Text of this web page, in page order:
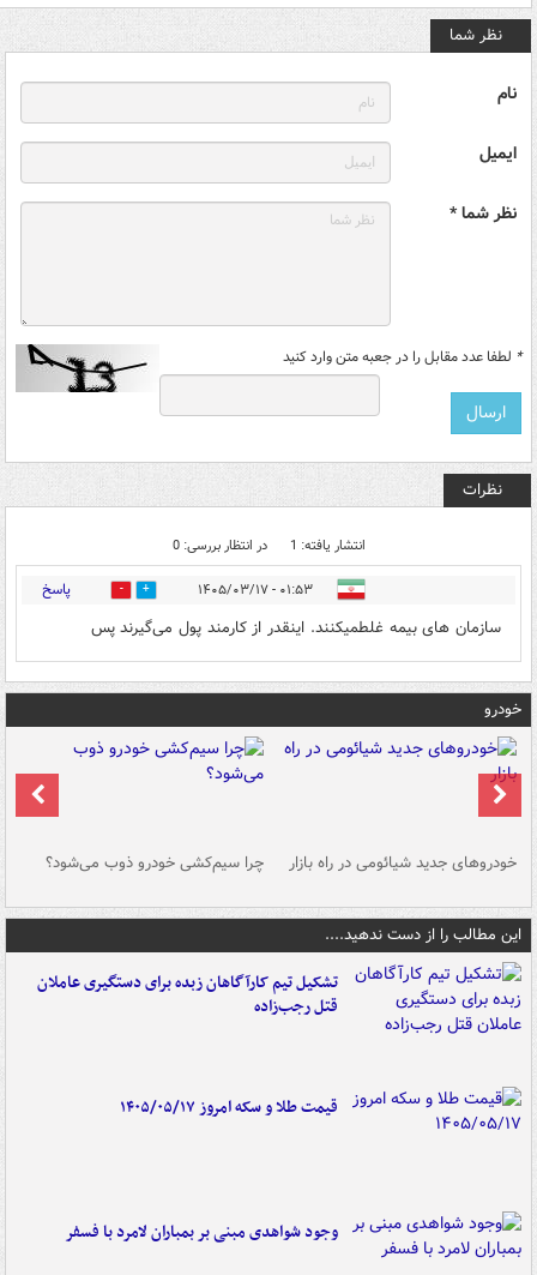
نظر شما
نام
ایمیل
نظر شما *
* لطفا عدد مقابل را در جعبه متن وارد کنید
نظرات
انتشار یافته: 1 در انتظار بررسی: 0
۰۱:۵۳ - ۱۴۰۵/۰۳/۱۷ 0 پاسخ
سازمان های بیمه غلطمیکنند. اینقدر از کارمند پول می‌گیرند پس
خودرو
خودروهای جدید شیائومی در راه بازار چرا سیم‌کشی خودرو ذوب می‌شود؟
این مطالب را از دست ندهید....
تشکیل تیم کارآگاهان زبده برای دستگیری عاملان
قتل رجب‌زاده
قیمت طلا و سکه امروز ۱۴۰۵/۰۵/۱۷
وجود شواهدی مبنی بر بمباران لامرد با فسفر